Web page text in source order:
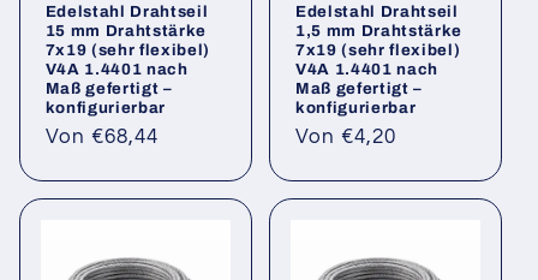
Edelstahl Drahtseil
15 mm Drahtstärke
7x19 (sehr flexibel)
V4A 1.4401 nach
Maß gefertigt –
konfigurierbar
Normaler
Von €68,44
Edelstahl Drahtseil
1,5 mm Drahtstärke
7x19 (sehr flexibel)
V4A 1.4401 nach
Maß gefertigt –
konfigurierbar
Normaler
Von €4,20